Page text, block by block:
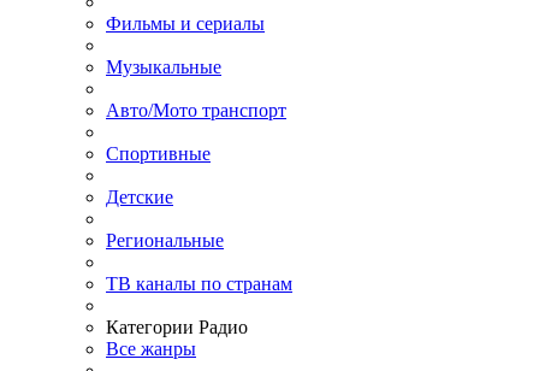
Фильмы и сериалы
Музыкальные
Авто/Мото транспорт
Спортивные
Детские
Региональные
ТВ каналы по странам
Категории Радио
Все жанры